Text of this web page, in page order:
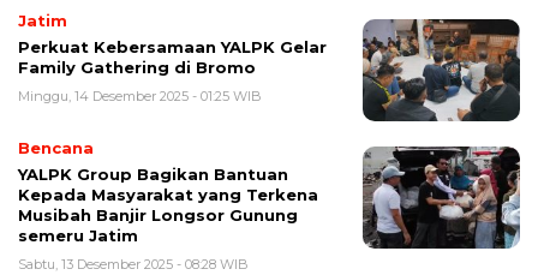
Jatim
Perkuat Kebersamaan YALPK Gelar
Family Gathering di Bromo
Minggu, 14 Desember 2025 - 01:25 WIB
Bencana
YALPK Group Bagikan Bantuan
Kepada Masyarakat yang Terkena
Musibah Banjir Longsor Gunung
semeru Jatim
Sabtu, 13 Desember 2025 - 08:28 WIB